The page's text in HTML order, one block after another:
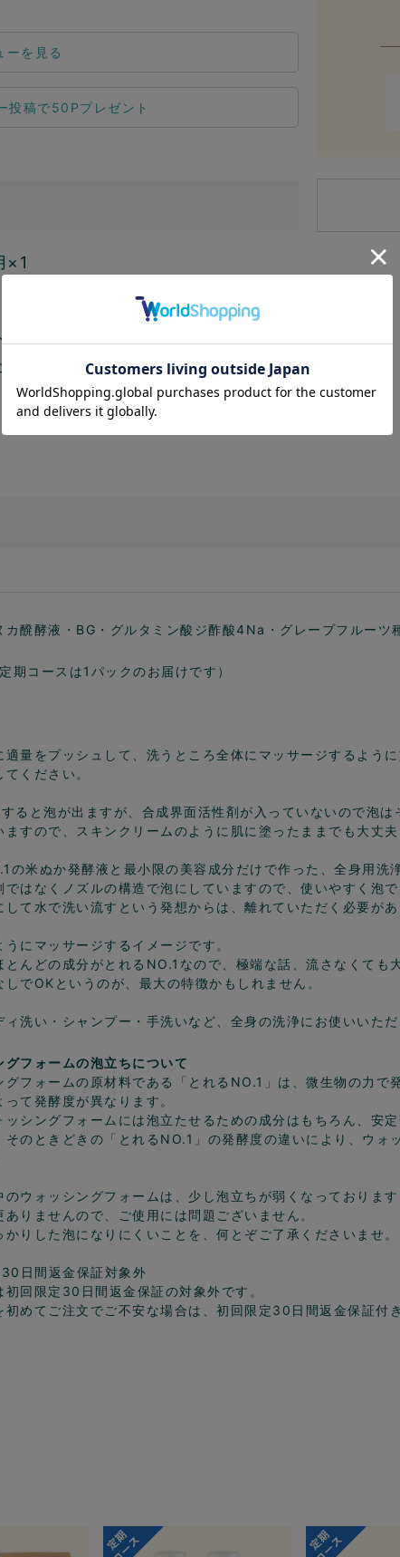
ーを見る
×1
配送料1,650円のうち660円が
だきます。
カ醗酵液・BG・グルタミン酸ジ酢酸4Na・グレープフルーツ
期コースは1パックのお届けです）
適量をプッシュして、洗うところ全体にマッサージするよう
てください。
ると泡が出ますが、合成界面活性剤が入っていないので泡
ますので、スキンクリームのように肌に塗ったままでも大丈
の米ぬか発酵液と最小限の美容成分だけで作った、全身用洗
ではなくノズルの構造で泡にしていますので、使いやすく泡
して水で洗い流すという発想からは、離れていただく必要が
うにマッサージするイメージです。
とんどの成分がとれるNO.1なので、極端な話、流さなくても
しでOKというのが、最大の特徴かもしれません。
ィ洗い・シャンプー・手洗いなど、全身の洗浄にお使いいた
グフォームの泡立ちについて
グフォームの原材料である「とれるNO.1」は、微生物の力
て発酵度が異なります。
ッシングフォームには泡立たせるための成分はもちろん、安
そのときどきの「とれるNO.1」の発酵度の違いにより、ウ
のウォッシングフォームは、少し泡立ちが弱くなっておりま
ありませんので、ご使用には問題ございません。
かりした泡になりにくいことを、何とぞご了承くださいませ。
日間返金保証対象外
初回限定30日間返金保証の対象外です。
初めてご注文でご不安な場合は、初回限定30日間返金保証